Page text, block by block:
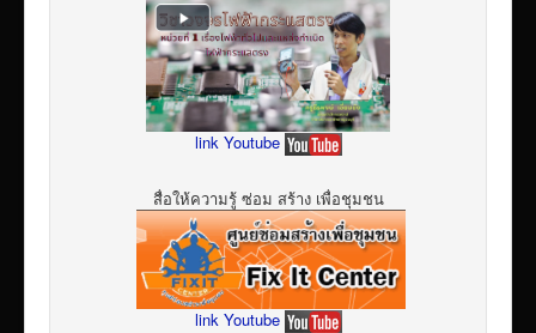
link Youtube
สื่อให้ความรู้ ซ่อม สร้าง เพื่อชุมชน
link Youtube